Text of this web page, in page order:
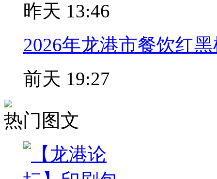
昨天 13:46
2026年龙港市餐饮红
前天 19:27
热门图文